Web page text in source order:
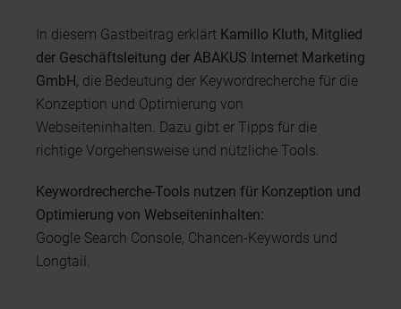
In diesem Gastbeitrag erklärt Kamillo Kluth, Mitglied
der Geschäftsleitung der ABAKUS Internet Marketing
GmbH, die Bedeutung der Keywordrecherche für die
Konzeption und Optimierung von
Webseiteninhalten. Dazu gibt er Tipps für die
richtige Vorgehensweise und nützliche Tools.
Keywordrecherche-Tools nutzen für Konzeption und
Optimierung von Webseiteninhalten:
Google Search Console, Chancen-Keywords und
Longtail.